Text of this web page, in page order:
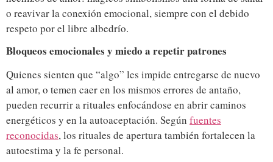
o reavivar la conexión emocional, siempre con el debido
respeto por el libre albedrío.
Bloqueos emocionales y miedo a repetir patrones
Quienes sienten que “algo” les impide entregarse de nuevo
al amor, o temen caer en los mismos errores de antaño,
pueden recurrir a rituales enfocándose en abrir caminos
energéticos y en la autoaceptación. Según fuentes
reconocidas, los rituales de apertura también fortalecen la
autoestima y la fe personal.